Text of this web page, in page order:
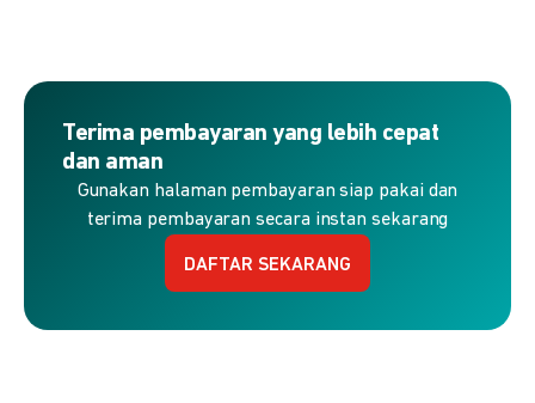
Terima pembayaran yang lebih cepat
dan aman
Gunakan halaman pembayaran siap pakai dan
terima pembayaran secara instan sekarang
DAFTAR SEKARANG